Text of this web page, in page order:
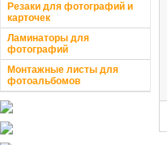
Резаки для фотографий и
карточек
Ламинаторы для
фотографий
Монтажные листы для
фотоальбомов